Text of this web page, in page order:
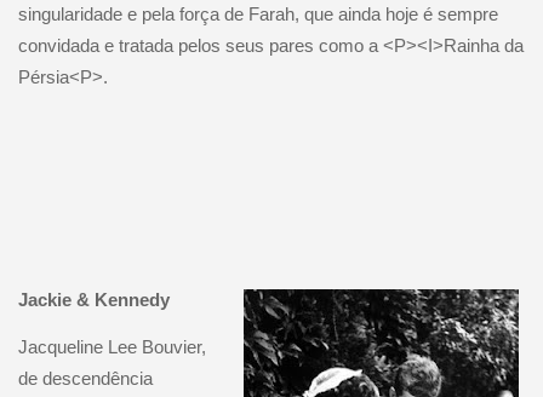
singularidade e pela força de Farah, que ainda hoje é sempre
convidada e tratada pelos seus pares como a <P><I>Rainha da
Pérsia<P>.
Jackie & Kennedy
Jacqueline Lee Bouvier,
de descendência